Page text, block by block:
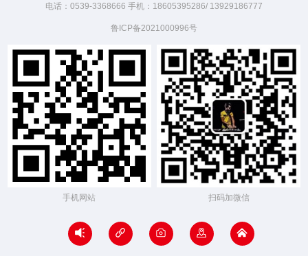
电话：0539-3368666 手机：18605395286/ 13929186777
鲁ICP备2021000996号
手机网站 扫码加微信